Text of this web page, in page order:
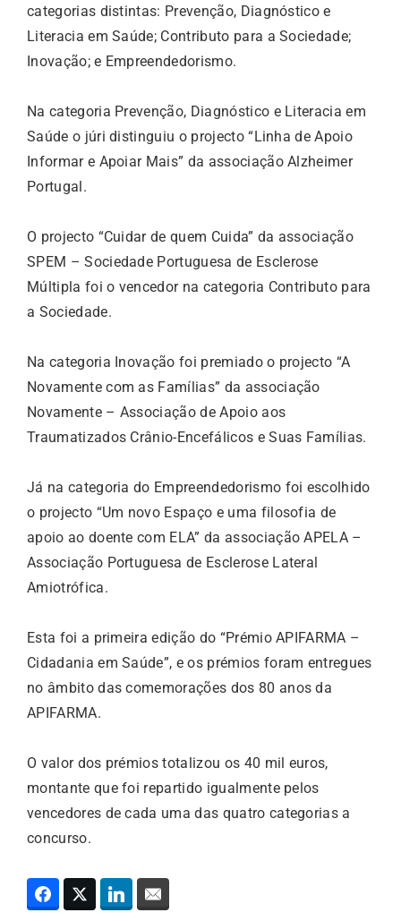
categorias distintas: Prevenção, Diagnóstico e
Literacia em Saúde; Contributo para a Sociedade;
Inovação; e Empreendedorismo.
Na categoria Prevenção, Diagnóstico e Literacia em
Saúde o júri distinguiu o projecto “Linha de Apoio
Informar e Apoiar Mais” da associação Alzheimer
Portugal.
O projecto “Cuidar de quem Cuida” da associação
SPEM – Sociedade Portuguesa de Esclerose
Múltipla foi o vencedor na categoria Contributo para
a Sociedade.
Na categoria Inovação foi premiado o projecto “A
Novamente com as Famílias” da associação
Novamente – Associação de Apoio aos
Traumatizados Crânio-Encefálicos e Suas Famílias.
Já na categoria do Empreendedorismo foi escolhido
o projecto “Um novo Espaço e uma filosofia de
apoio ao doente com ELA” da associação APELA –
Associação Portuguesa de Esclerose Lateral
Amiotrófica.
Esta foi a primeira edição do “Prémio APIFARMA –
Cidadania em Saúde”, e os prémios foram entregues
no âmbito das comemorações dos 80 anos da
APIFARMA.
O valor dos prémios totalizou os 40 mil euros,
montante que foi repartido igualmente pelos
vencedores de cada uma das quatro categorias a
concurso.